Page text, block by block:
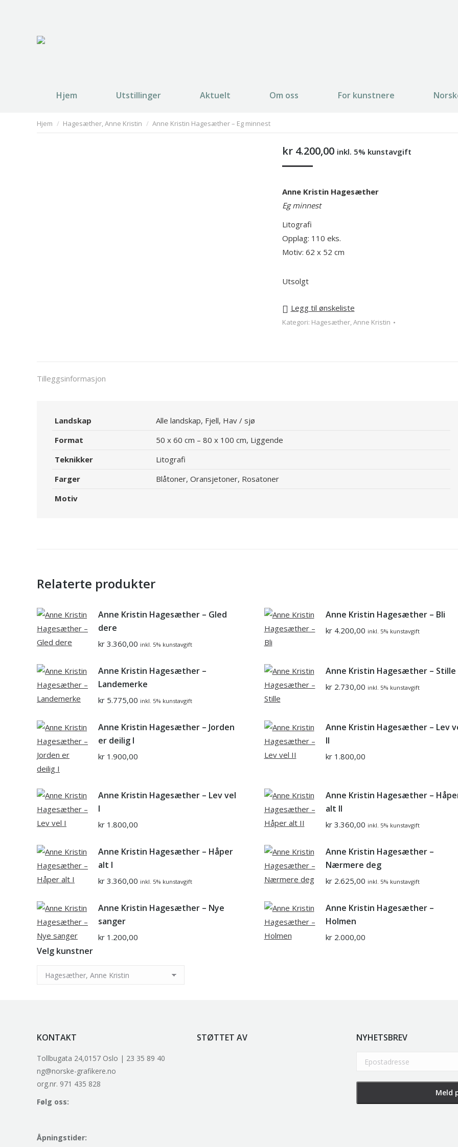
Hjem Utstillinger Aktuelt Om oss For kunstnere
You are here:
Hjem Hagesæther, Anne Kristin Anne Kristin Hagesæther – Eg minnest
Velg kunstner
kr4.200,00 inkl. 5% kunstavgift
Anne Kristin Hagesæther
Eg minnest
Litografi
Opplag: 110 eks.
Motiv: 62 x 52 cm
Utsolgt
Legg til ønskeliste
Kategori: Hagesæther, Anne Kristin
Tilleggsinformasjon
Landskap
Alle landskap, Fjell, Hav / sjø
Format
50 x 60 cm – 80 x 100 cm, Liggende
Teknikker
Litografi
Farger
Blåtoner, Oransjetoner, Rosatoner
Motiv
Relaterte produkter
Anne Kristin Hagesæther – Gled
dere
kr 3.360,00 inkl. 5% kunstavgift
Anne Kristin Hagesæther – Bli
kr4.200,00 inkl. 5% kunstavgift
Anne Kristin Hagesæther –
Landemerke
kr 5.775,00 inkl. 5% kunstavgift
Anne Kristin Hagesæther – Stille
kr2.730,00 inkl. 5% kunstavgift
Anne Kristin Hagesæther – Jorden
er deilig I
kr 1.900,00
Anne Kristin Hagesæther – Lev
II
kr1.800,00
Anne Kristin Hagesæther – Lev vel
I
kr 1.800,00
Anne Kristin Hagesæther –
alt II
kr3.360,00 inkl. 5% kunstavgift
Anne Kristin Hagesæther – Håper
alt I
kr 3.360,00 inkl. 5% kunstavgift
Anne Kristin Hagesæther –
Nærmere deg
kr2.625,00 inkl. 5% kunstavgift
Anne Kristin Hagesæther – Nye
sanger
kr 1.200,00
Anne Kristin Hagesæther –
Holmen
kr2.000,00
KONTAKT
Tollbugata 24,0157 Oslo | 23 35 89 40
ng@norske-grafikere.no
org.nr. 971 435 828
Følg oss:
Åpningstider:
STØTTET AV NYHETSBREV